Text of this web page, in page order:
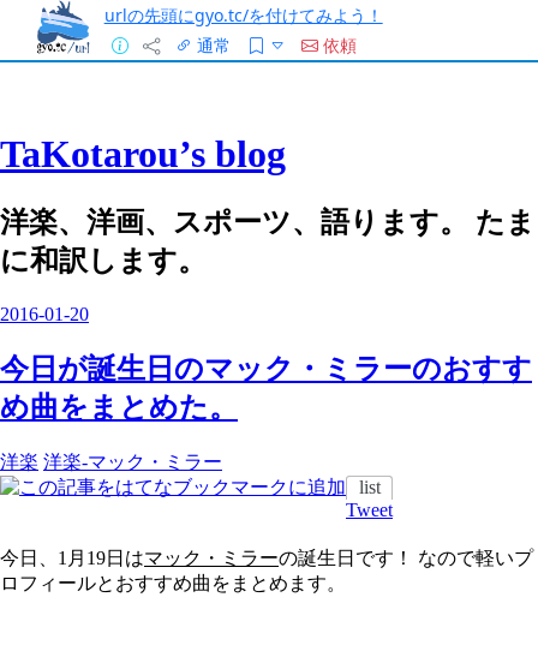
urlの先頭にgyo.tc/を付けてみよう！
通常
依頼